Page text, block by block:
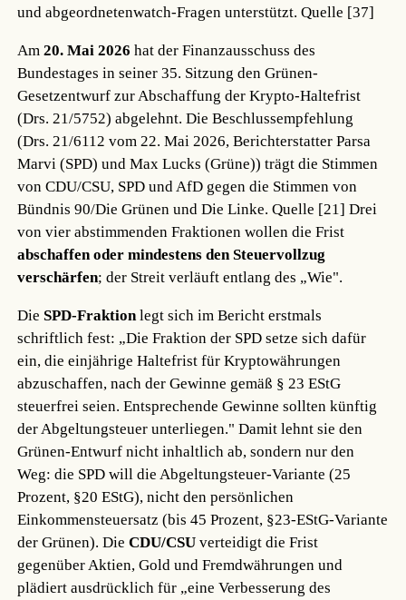
und abgeordnetenwatch-Fragen unterstützt.Quelle [37]
Am20. Mai 2026 hat der Finanzausschuss des
Bundestages in seiner 35. Sitzung den Grünen-
Gesetzentwurf zur Abschaffung der Krypto-Haltefrist
(Drs. 21/5752) abgelehnt. Die Beschlussempfehlung
(Drs. 21/6112 vom 22. Mai 2026, Berichterstatter Parsa
Marvi (SPD) und Max Lucks (Grüne)) trägt die Stimmen
von CDU/CSU, SPD und AfD gegen die Stimmen von
Bündnis 90/Die Grünen und Die Linke.Quelle [21] Drei
von vier abstimmenden Fraktionen wollen die Frist
abschaffen oder mindestens den Steuervollzug
verschärfen; der Streit verläuft entlang des „Wie".
DieSPD-Fraktion legt sich im Bericht erstmals
schriftlich fest: „Die Fraktion der SPD setze sich dafür
ein, die einjährige Haltefrist für Kryptowährungen
abzuschaffen, nach der Gewinne gemäß § 23 EStG
steuerfrei seien. Entsprechende Gewinne sollten künftig
der Abgeltungsteuer unterliegen." Damit lehnt sie den
Grünen-Entwurf nicht inhaltlich ab, sondern nur den
Weg: die SPD will die Abgeltungsteuer-Variante (25
Prozent, §20 EStG), nicht den persönlichen
Einkommensteuersatz (bis 45 Prozent, §23-EStG-Variante
der Grünen). DieCDU/CSU verteidigt die Frist
gegenüber Aktien, Gold und Fremdwährungen und
plädiert ausdrücklich für „eine Verbesserung des